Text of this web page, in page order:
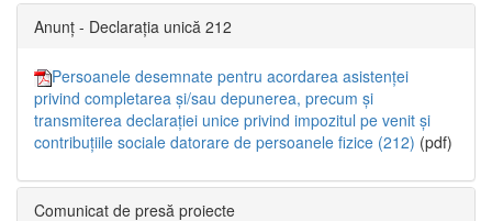
Anunț - Declarația unică 212
Persoanele desemnate pentru acordarea asistenței
privind completarea și/sau depunerea, precum și
transmiterea declarației unice privind impozitul pe venit și
contribuțiile sociale datorare de persoanele fizice (212) (pdf)
Comunicat de presă proiecte